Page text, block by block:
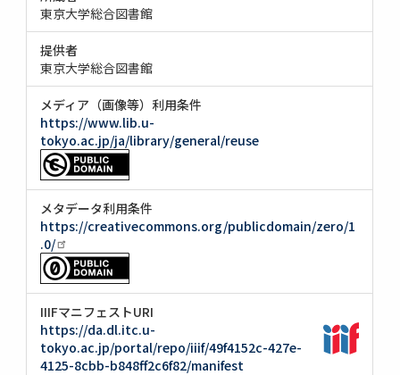
東京大学総合図書館
提供者
東京大学総合図書館
メディア（画像等）利用条件
https://www.lib.u-
tokyo.ac.jp/ja/library/general/reuse
メタデータ利用条件
https://creativecommons.org/publicdomain/zero/1
.0/
IIIFマニフェストURI
https://da.dl.itc.u-
tokyo.ac.jp/portal/repo/iiif/49f4152c-427e-
4125-8cbb-b848ff2c6f82/manifest